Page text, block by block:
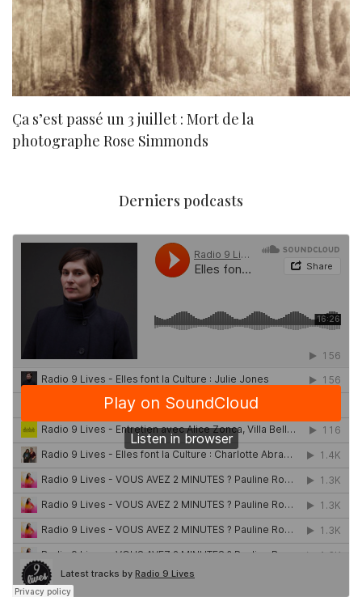
Ça s’est passé un 3 juillet : Mort de la
photographe Rose Simmonds
Derniers podcasts